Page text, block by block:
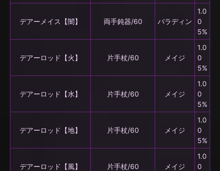
デアーメイス【闇】 両手鈍器/60 パラディン
1.0
0
5%
デアーロッド【火】 片手杖/60 メイジ
1.0
0
5%
デアーロッド【水】 片手杖/60 メイジ
1.0
0
5%
デアーロッド【地】 片手杖/60 メイジ
1.0
0
5%
デアーロッド【風】 片手杖/60 メイジ
1.0
0